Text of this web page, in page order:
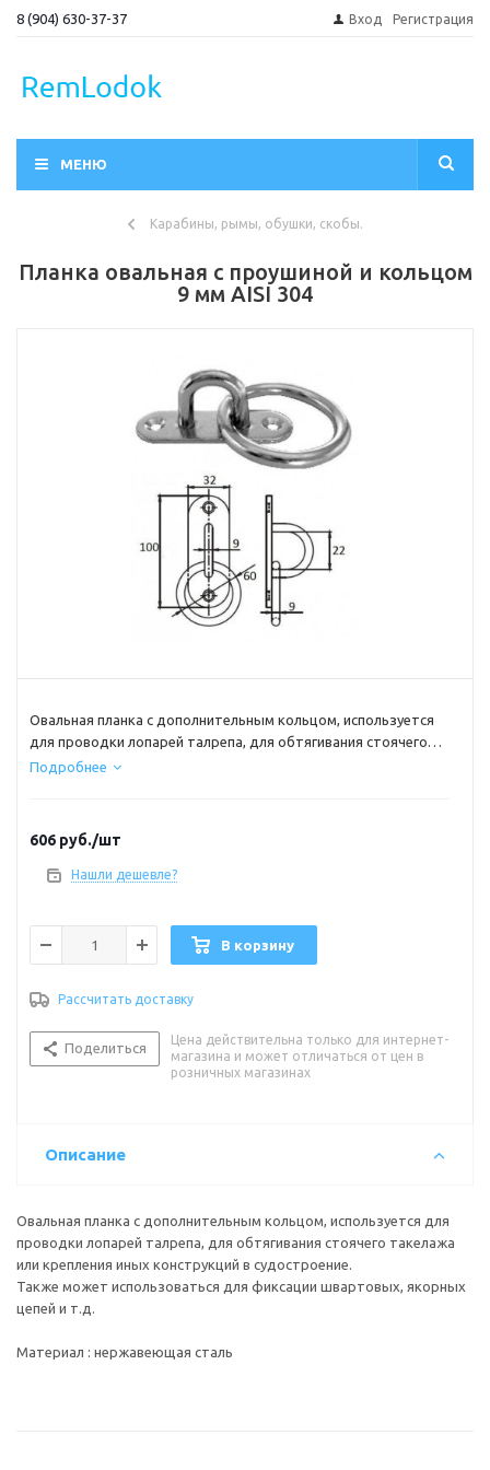
8 (904) 630-37-37 Вход Регистрация
МЕНЮ
Карабины, рымы, обушки, скобы.
Планка овальная с проушиной и кольцом
9 мм AISI 304
Овальная планка с дополнительным кольцом, используется
для проводки лопарей талрепа, для обтягивания стоячего
такелажа или крепления иных конструкций в судостроение.
Материал : нержавеющая сталь
Подробнее
606 руб./шт
Нашли дешевле?
В корзину
Рассчитать доставку
Поделиться
Цена действительна только для интернет-
магазина и может отличаться от цен в
розничных магазинах
Описание
Овальная планка с дополнительным кольцом, используется для
проводки лопарей талрепа, для обтягивания стоячего такелажа
или крепления иных конструкций в судостроение.
Также может использоваться для фиксации швартовых, якорных
цепей и т.д.
Материал : нержавеющая сталь